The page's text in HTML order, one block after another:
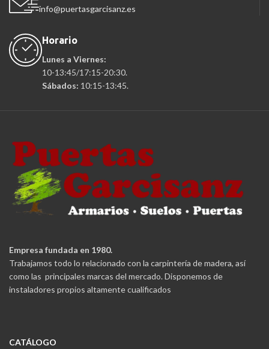
info@puertasgarcisanz.es
Horario
Lunes a Viernes:
10-13:45/17:15-20:30.
Sábados: 10:15-13:45.
Empresa fundada en 1980.
Trabajamos todo lo relacionado con la carpintería de madera, así
como las principales marcas del mercado. Disponemos de
instaladores propios altamente cualificados
CATÁLOGO